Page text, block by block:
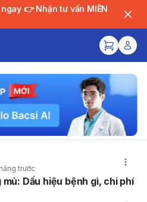
vấn MIỄN
trước
Dấu hiệu bệnh gì, chi phí